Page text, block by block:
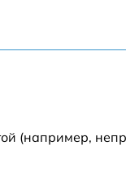
(например,